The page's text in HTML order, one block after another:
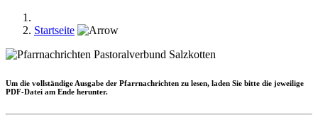
Startseite
Um die vollständige Ausgabe der Pfarrnachrichten zu lesen, laden Sie bitte die jeweilige
PDF-Datei am Ende herunter.